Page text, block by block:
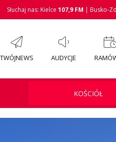
Słuchaj nas: Kielce 107,9 FM | Busko-
TWÓJNEWS AUDYCJE
KOŚCIÓŁ